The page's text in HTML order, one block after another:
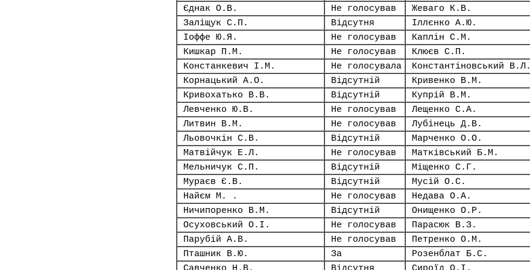
Єднак О.В.
Не голосував Жеваго К.В.
Заліщук С.П.
Відсутня Іллєнко А.Ю.
Іоффе Ю.Я.
Не голосував Каплін С.М.
Кишкар П.М.
Не голосував Клюєв С.П.
Констанкевич І.М.
Не голосувала Константіновський В.Л.
Корнацький А.О.
Відсутній Кривенко В.М.
Кривохатько В.В.
Відсутній Купрій В.М.
Левченко Ю.В.
Не голосував Лещенко С.А.
Литвин В.М.
Не голосував Лубінець Д.В.
Льовочкін С.В.
Відсутній Марченко О.О.
Матвійчук Е.Л.
Не голосував Матківський Б.М.
Мельничук С.П.
Відсутній Міщенко С.Г.
Мураєв Є.В.
Відсутній Мусій О.С.
Найєм М. .
Не голосував Недава О.А.
Ничипоренко В.М.
Відсутній Онищенко О.Р.
Осуховський О.І.
Не голосував Парасюк В.З.
Парубій А.В.
Не голосував Петренко О.М.
Пташник В.Ю.
За Розенблат Б.С.